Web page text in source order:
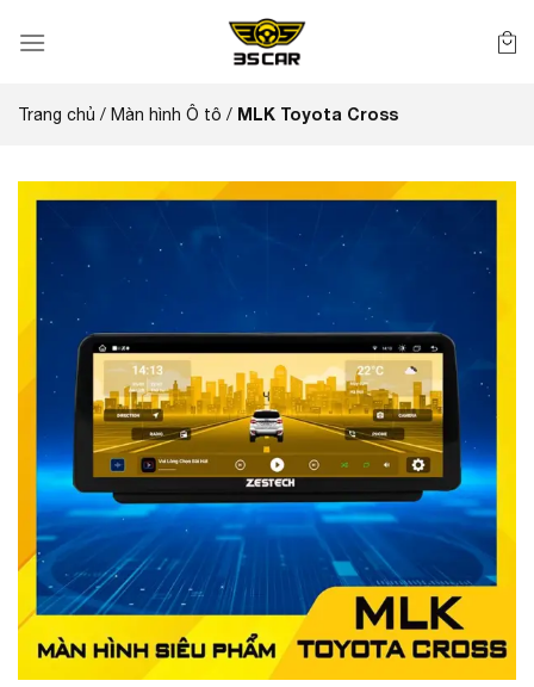
qua
dung
Trang chủ / Màn hình Ô tô / MLK Toyota Cross